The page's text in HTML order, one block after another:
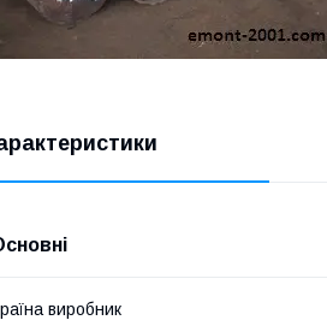
виробник